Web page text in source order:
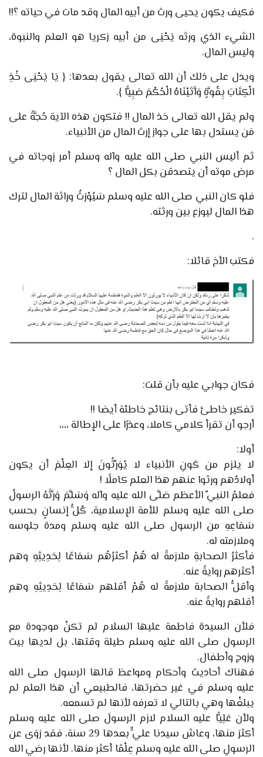
فكيف يكون يحيى ورث من أبيه المال وقد مات في حياته ؟!!
الشيء الذي ورثه يَحْيَى من أبيه زكريا هو العلم والنبوة،
وليس المال.
ويدل على ذلك أن الله تعالى يقول بعدها: { يَا يَحْيَى خُذِ
الْكِتَابَ بِقُوَّةٍ وَآَتَيْنَاهُ الْحُكْمَ صَبِيًّا }.
ولم يقل الله تعالى خذ المال !! فتكون هذه الآية حُجَّةً على
مَن يستدل بها على جواز إرث المال من الأنبياء.
ثم أليس النبي صلى الله عليه وآله وسلم أمر زوجاته في
مرض موته أن يتصدقن بكل المال ؟
فلو كان النبي صلى الله عليه وسلم سَيُوْرَثُ وراثة المال لترك
هذا المال ليوزع بين ورثته.
.
فكتب الأخ قائلا:
فكان جوابي عليه بأن قلت:
تفكير خاطئ فأتى بنتائج خاطئة أيضا !!
أرجو أن تقرأ كلامي كاملا، وعذرًا على الإطالة ،،،،
أولا:
لا يلزم من كَونِ الأنبياء لا يُوَرِّثُونَ إلا العِلْمَ أن يكون
أولادُهم ورثوا عنهم هذا العلم كاملًا !
فعلمُ النبيِّ الأعظم صَلَّى الله عليه وآله وَسَلَّمَ وَرَّثَهُ الرسولُ
صلى الله عليه وسلم للأمة الإسلامية، كُلُّ إنسانٍ بحسب
سَمَاعِهِ من الرسول صلى الله عليه وسلم ومدة جلوسه
وملازمته له.
فأكثرُ الصحابةِ ملازمةً له هُمْ أكثرُهُم سَمَاعًا لِحَدِيثِهِ وهم
أكثرهم روايةً عنه.
وأقلُّ الصحابة ملازمةً له هُمْ أقلهم سَمَاعًا لِحَدِيثِهِ وهم
أقلهم روايةً عنه.
فلأن السيدة فاطمة عليها السلام لم تكنْ موجودة مع
الرسول صلى الله عليه وسلم طيلة وقتها، بل لديها بيت
وزوج وأطفال.
فهناك أحاديث وأحكام ومواعظ قالها الرسول صلى الله
عليه وسلم في غير حضرتها، فالطبيعي أن هذا العلم لم
يبلغْها وهي بالتالي لا تعرفه لأنها لم تسمعه.
ولأن عَلِيًّا عليه السلام لازم الرسولَ صلى الله عليه وسلم
أكثرَ منها، وعاش سيدنا عليٌّ بعدها 29 سنة، فقد رَوَى عن
الرسولِ صلى الله عليه وسلم عِلْمًا أكثر منها. لأنها رضي الله